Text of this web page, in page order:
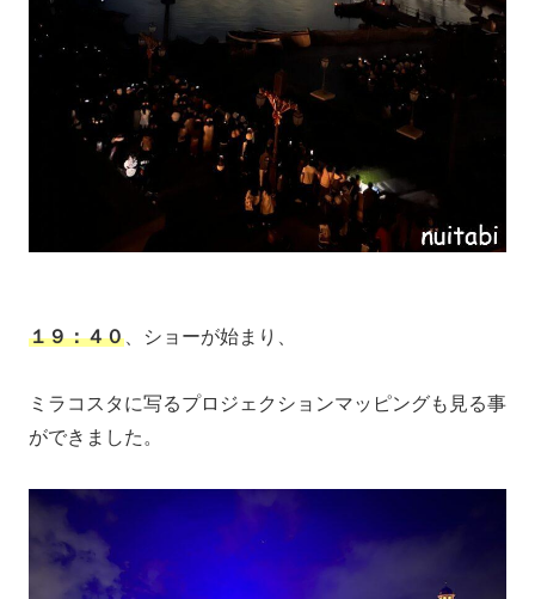
１９：４０ 、ショーが始まり、
ミラコスタに写るプロジェクションマッピングも見る事
ができました。